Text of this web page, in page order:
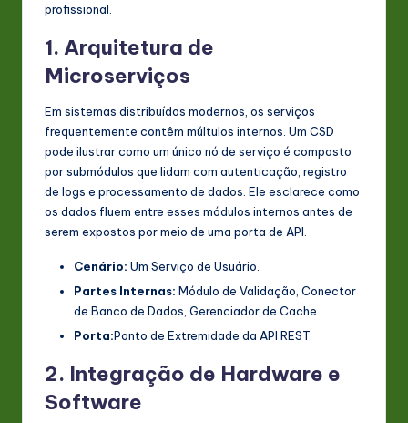
profissional.
1. Arquitetura de
Microserviços
Em sistemas distribuídos modernos, os serviços
frequentemente contêm múltulos internos. Um CSD
pode ilustrar como um único nó de serviço é composto
por submódulos que lidam com autenticação, registro
de logs e processamento de dados. Ele esclarece como
os dados fluem entre esses módulos internos antes de
serem expostos por meio de uma porta de API.
Cenário: Um Serviço de Usuário.
Partes Internas: Módulo de Validação, Conector
de Banco de Dados, Gerenciador de Cache.
Porta:Ponto de Extremidade da API REST.
2. Integração de Hardware e
Software